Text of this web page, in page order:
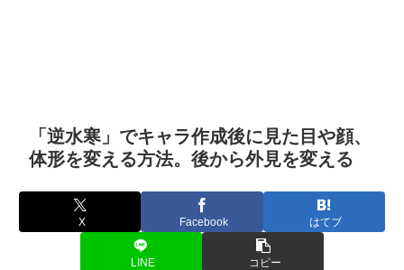
「逆水寒」でキャラ作成後に見た目や顔、
体形を変える方法。後から外見を変える
X Facebook はてブ
LINE コピー